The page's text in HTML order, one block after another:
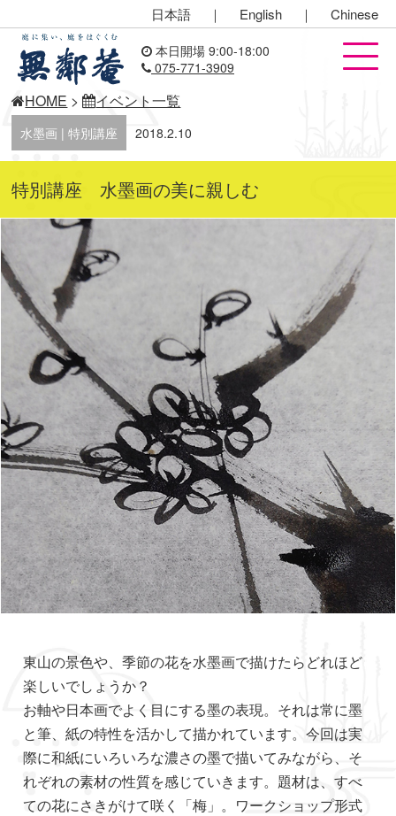
日本語 ｜ English ｜ Chinese
本日開場 9:00-18:00
075-771-3909
HOME > イベント一覧
水墨画 | 特別講座 2018.2.10
特別講座 水墨画の美に親しむ
東山の景色や、季節の花を水墨画で描けたらどれほど
楽しいでしょうか？
お軸や日本画でよく目にする墨の表現。それは常に墨
と筆、紙の特性を活かして描かれています。今回は実
際に和紙にいろいろな濃さの墨で描いてみながら、そ
れぞれの素材の性質を感じていきます。題材は、すべ
ての花にさきがけて咲く「梅」。ワークショップ形式